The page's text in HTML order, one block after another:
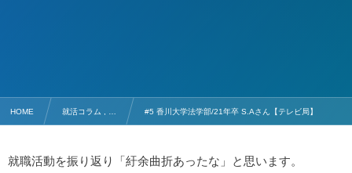
HOME 就活コラム , … #5 香川大学法学部/21年卒 S.Aさん【テレビ局】
就職活動を振り返り「紆余曲折あったな」と思います。